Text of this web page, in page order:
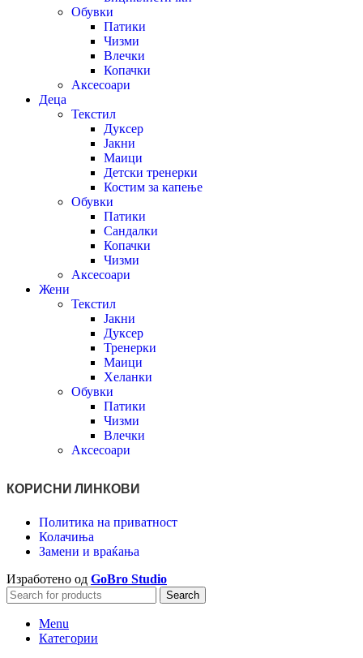
Обувки
Патики
Чизми
Влечки
Копачки
Аксесоари
Деца
Текстил
Дуксер
Јакни
Маици
Детски тренерки
Костим за капење
Обувки
Патики
Сандалки
Копачки
Чизми
Аксесоари
Жени
Текстил
Јакни
Дуксер
Тренерки
Маици
Хеланки
Обувки
Патики
Чизми
Влечки
Аксесоари
КОРИСНИ ЛИНКОВИ
Политика на приватност
Колачиња
Замени и враќања
Изработено од GoBro Studio
Search
Menu
Категории